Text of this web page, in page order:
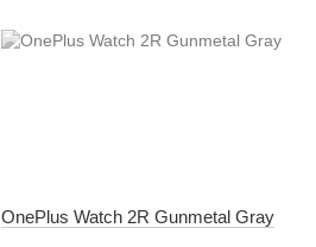
OnePlus Watch 2R Gunmetal Gray